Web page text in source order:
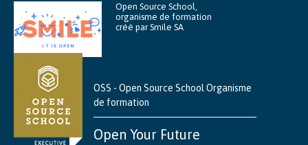
Open Source School,
organisme de formation
créé par Smile SA
OSS - Open Source School Organisme
de formation
Open Your Future